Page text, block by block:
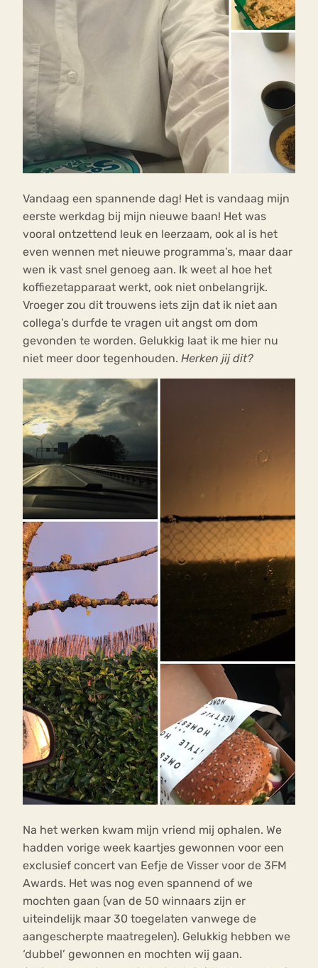
Vandaag een spannende dag! Het is vandaag mijn
eerste werkdag bij mijn nieuwe baan! Het was
vooral ontzettend leuk en leerzaam, ook al is het
even wennen met nieuwe programma’s, maar daar
wen ik vast snel genoeg aan. Ik weet al hoe het
koffiezetapparaat werkt, ook niet onbelangrijk.
Vroeger zou dit trouwens iets zijn dat ik niet aan
collega’s durfde te vragen uit angst om dom
gevonden te worden. Gelukkig laat ik me hier nu
niet meer door tegenhouden. Herken jij dit?
Na het werken kwam mijn vriend mij ophalen. We
hadden vorige week kaartjes gewonnen voor een
exclusief concert van Eefje de Visser voor de 3FM
Awards. Het was nog even spannend of we
mochten gaan (van de 50 winnaars zijn er
uiteindelijk maar 30 toegelaten vanwege de
aangescherpte maatregelen). Gelukkig hebben we
‘dubbel’ gewonnen en mochten wij gaan.